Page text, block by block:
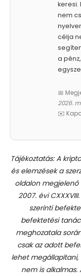
keresi.
nem
célja
a
📅
2026.
✉️
Tájékoztatás: A
és elemzések a
oldalon megjelenő
2007. évi
szerinti
befektetési
meghozatala
csak az adott
lehet megállapítani,
nem is